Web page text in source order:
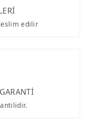
edilir